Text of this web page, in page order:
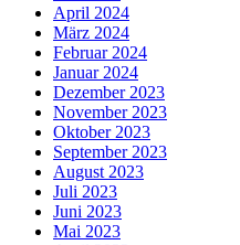
April 2024
März 2024
Februar 2024
Januar 2024
Dezember 2023
November 2023
Oktober 2023
September 2023
August 2023
Juli 2023
Juni 2023
Mai 2023